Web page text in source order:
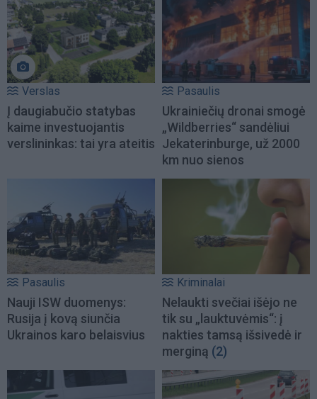
Verslas
Į daugiabučio statybas
kaime investuojantis
verslininkas: tai yra ateitis
Pasaulis
Ukrainiečių dronai smogė
„Wildberries“ sandėliui
Jekaterinburge, už 2000
km nuo sienos
Pasaulis
Nauji ISW duomenys:
Rusija į kovą siunčia
Ukrainos karo belaisvius
Kriminalai
Nelaukti svečiai išėjo ne
tik su „lauktuvėmis“: į
nakties tamsą išsivedė ir
merginą (2)